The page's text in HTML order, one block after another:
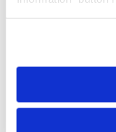
need to be set